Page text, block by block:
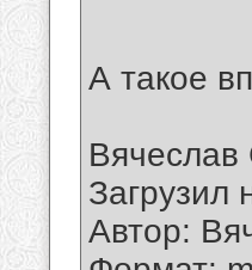
А такое
Вячеслав
Загрузил
Автор: